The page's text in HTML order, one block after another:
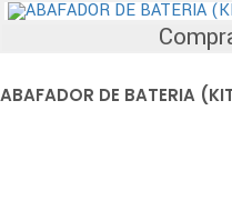
ABAFADOR DE BATERIA